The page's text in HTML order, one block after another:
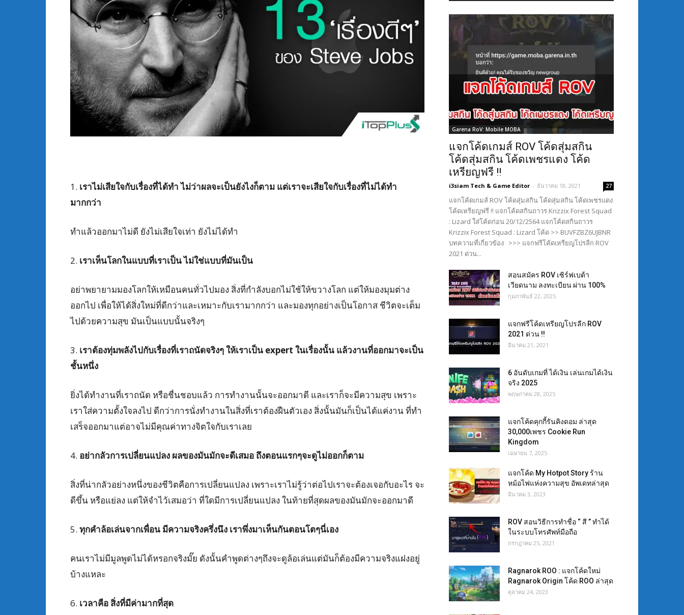
1. เราไม่เสียใจกับเรื่องที่ได้ทำ ไม่ว่าผลจะเป็นยังไงก็ตาม แต่เราจะเสียใจกับเรื่องที่ไม่ได้ทำ
มากกว่า
ทำแล้วออกมาไม่ดี ยังไม่เสียใจเท่า ยังไม่ได้ทำ
2. เราเห็นโลกในแบบที่เราเป็น ไม่ใช่แบบที่มันเป็น
อย่าพยายามมองโลกให้เหมือนคนทั่วไปมอง สิ่งที่กำลังบอกไม่ใช้ให้ขวางโลก แต่ให้มองมุมต่าง
ออกไป เพื่อให้ได้สิ่งใหม่ที่ดีกว่าและเหมาะกับเรามากกว่า และมองทุกอย่างเป็นโอกาส ชีวิตจะเต็ม
ไปด้วยความสุข มันเป็นแบบนั้นจริงๆ
3. เราต้องทุ่มพลังไปกับเรื่องที่เราถนัดจริงๆ ให้เราเป็น expert ในเรื่องนั้น แล้วงานที่ออกมาจะเป็น
ชั้นหนึ่ง
ยิ่งได้ทำงานที่เราถนัด หรือชื่นชอบแล้ว การทำงานนั้นจะออกมาดี และเราก็จะมีความสุข เพราะ
เราใส่ความตั้งใจลงไป ดีกว่าการนั่งทำงานในสิ่งที่เราต้องฝืนตัวเอง สิ่งนั้นมันก็เป็นได้แค่งาน ที่ทำ
เสร็จออกมาแต่อาจไม่มีคุณค่าทางจิตใจกับเราเลย
4. อย่ากลัวการเปลี่ยนแปลง ผลของมันมักจะดีเสมอ ถึงตอนแรกๆจะดูไม่ออกก็ตาม
สิ่งที่น่ากลัวอย่างหนึ่งของชีวิตคือการเปลี่ยนแปลง เพราะเราไม่รู้ว่าต่อไปเราจะต้องเจอกับอะไร จะ
ดีขึ้น หรือแย่ลง แต่ให้จำไว้เสมอว่า ที่ใดมีการเปลี่ยนแปลง ในท้ายที่สุดผลของมันมักจะออกมาดี
5. ทุกคำล้อเล่นจากเพื่อน มีความจริงครึ่งนึง เราพึ่งมาเห็นกันตอนโตๆนี่เอง
คนเราไม่มีมูลพูดไม่ได้หรอกจริงมั๊ย ดังนั้นคำพูดต่างๆถึงจะดูล้อเล่นแต่มันก็ต้องมีความจริงแฝงอยู่
บ้างแหละ
6. เวลาคือ สิ่งที่มีค่ามากที่สุด
Garena RoV: Mobile MOBA
แจกโค้ดเกมส์ ROV โค้ดสุ่มสกิน
โค้ดสุ่มสกิน โค้ดเพชรแดง โค้ด
เหรียญฟรี !!
i3siam Tech & Game Editor - ธันวาคม 18, 2021 27
แจกโค้ดเกมส์ ROV โค้ดสุ่มสกิน โค้ดสุ่มสกิน โค้ดเพชรแดง
โค้ดเหรียญฟรี !! แจกโค้ดสกินถาวร Krizzix Forest Squad
: Lizard ใส่โค้ดก่อน 20/12/2564 แจกโค้ดสกินถาวร
Krizzix Forest Squad : Lizard โค้ด >> BUVFZBZ6UJBNR
บทความที่เกี่ยวข้อง >>> แจกฟรีโค้ดเหรียญโปรลีก ROV
2021 ด่วน...
สอนสมัคร ROV เซิร์ฟเบต้า
เวียดนาม ลงทะเบียน ผ่าน 100%
กุมภาพันธ์ 22, 2025
แจกฟรีโค้ดเหรียญโปรลีก ROV
2021 ด่วน !!
มีนาคม 21, 2021
6 อันดับเกมที่ ได้เงิน เล่นเกมได้เงิน
จริง 2025
พฤษภาคม 28, 2025
แจกโค้ดคุกกี้รันคิงดอม ล่าสุด
30,000เพชร Cookie Run
Kingdom
เมษายน 7, 2025
แจกโค้ด My Hotpot Story ร้าน
หม้อไฟแห่งความสุข อัพเดทล่าสุด
มีนาคม 3, 2023
ROV สอนวิธีการทำชื่อ “ สี ” ทำได้
ในระบบโทรศัพท์มือถือ
กรกฎาคม 25, 2021
Ragnarok ROO : แจกโค้ดใหม่
Ragnarok Origin โค้ด ROO ล่าสุด
ตุลาคม 24, 2023